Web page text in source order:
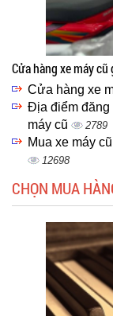
Cửa hàng xe máy cũ
Cửa hàng xe
Địa điểm đăng
máy cũ
2789
Mua xe máy
12698
CHỌN MUA